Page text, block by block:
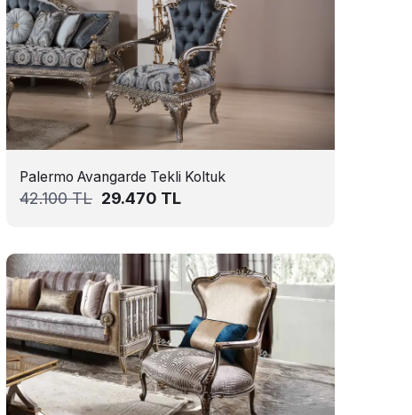
Palermo Avangarde Tekli Koltuk
42.100TL 29.470 TL